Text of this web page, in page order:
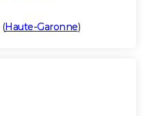
(Haute-Garonne)